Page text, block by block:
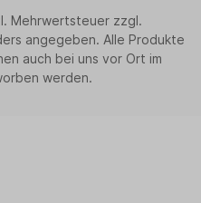
Mehrwertsteuer zzgl.
angegeben. Alle Produkte
auch bei uns vor Ort im
werden.